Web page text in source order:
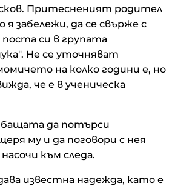
Притесненият родител
я забележи, да се свърже с
поста си в групата
Не се уточняват
на колко години е, но
че е в ученическа
да потърси
му и да поговори с нея
към следа.
известна надежда, като е